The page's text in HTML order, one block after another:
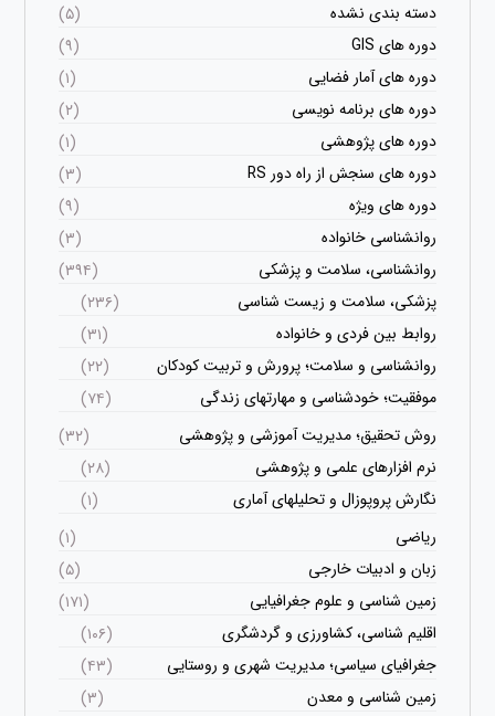
دسته بندی نشده
(۵)
دوره های GIS
(۹)
دوره های آمار فضایی
(۱)
دوره های برنامه نویسی
(۲)
دوره های پژوهشی
(۱)
دوره های سنجش از راه دور RS
(۳)
دوره های ویژه
(۹)
روانشناسی خانواده
(۳)
روانشناسی، سلامت و پزشکی
(۳۹۴)
پزشکی، سلامت و زیست شناسی
(۲۳۶)
روابط بین فردی و خانواده
(۳۱)
روانشناسی و سلامت؛ پرورش و تربیت کودکان
(۲۲)
موفقیت؛ خودشناسی و مهارتهای زندگی
(۷۴)
روش تحقیق؛ مدیریت آموزشی و پژوهشی
(۳۲)
نرم افزارهای علمی و پژوهشی
(۲۸)
نگارش پروپوزال و تحلیلهای آماری
(۱)
ریاضی
(۱)
زبان و ادبیات خارجی
(۵)
زمین شناسی و علوم جغرافیایی
(۱۷۱)
اقلیم شناسی، کشاورزی و گردشگری
(۱۰۶)
جغرافیای سیاسی؛ مدیریت شهری و روستایی
(۴۳)
زمین شناسی و معدن
(۳)